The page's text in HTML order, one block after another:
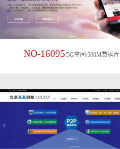
NO-16095/5G空间/500M数据库